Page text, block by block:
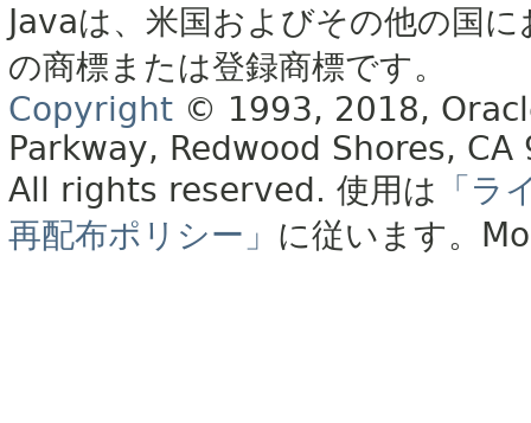
Javaは、米国およびその他の国
の商標または登録商標です。
Copyright © 1993, 2018,
Parkway, Redwood Shores, CA
All rights reserved. 使用は 「ラ
再配布ポリシー」 に従います。